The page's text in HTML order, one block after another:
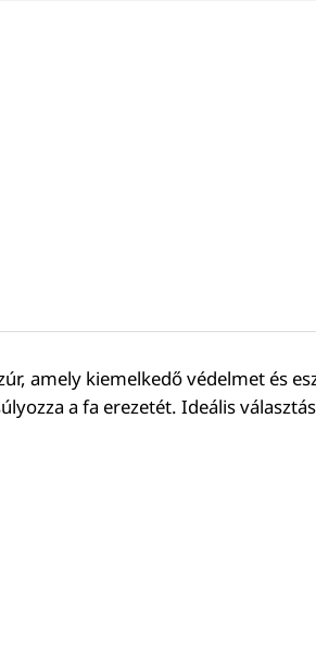
amely kiemelkedő védelmet és
a fa erezetét. Ideális